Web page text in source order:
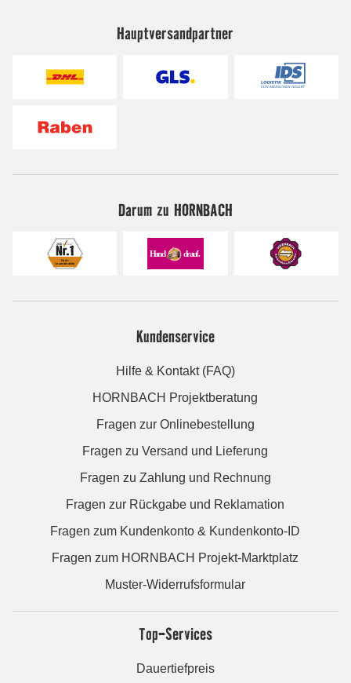
Hauptversandpartner
Darum zu HORNBACH
Kundenservice
Hilfe & Kontakt (FAQ)
HORNBACH Projektberatung
Fragen zur Onlinebestellung
Fragen zu Versand und Lieferung
Fragen zu Zahlung und Rechnung
Fragen zur Rückgabe und Reklamation
Fragen zum Kundenkonto & Kundenkonto-ID
Fragen zum HORNBACH Projekt-Marktplatz
Muster-Widerrufsformular
Top-Services
Dauertiefpreis